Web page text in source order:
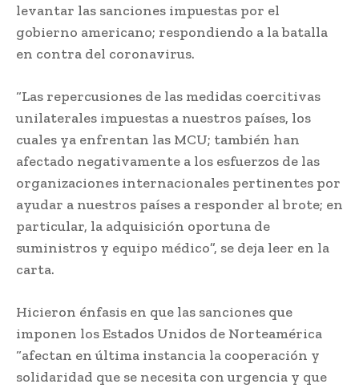
levantar las sanciones impuestas por el
gobierno americano; respondiendo a la batalla
en contra del coronavirus.
“Las repercusiones de las medidas coercitivas
unilaterales impuestas a nuestros países, los
cuales ya enfrentan las MCU; también han
afectado negativamente a los esfuerzos de las
organizaciones internacionales pertinentes por
ayudar a nuestros países a responder al brote; en
particular, la adquisición oportuna de
suministros y equipo médico”, se deja leer en la
carta.
Hicieron énfasis en que las sanciones que
imponen los Estados Unidos de Norteamérica
“afectan en última instancia la cooperación y
solidaridad que se necesita con urgencia y que